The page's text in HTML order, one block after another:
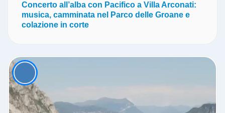
Concerto all’alba con Pacifico a Villa Arconati:
musica, camminata nel Parco delle Groane e
colazione in corte